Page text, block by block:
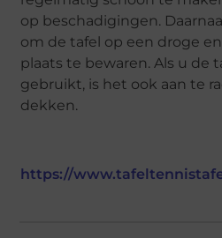
op beschadigingen.
om de tafel op een droge
plaats te bewaren. Als u de
gebruikt, is het ook aan te
dekken.
https://